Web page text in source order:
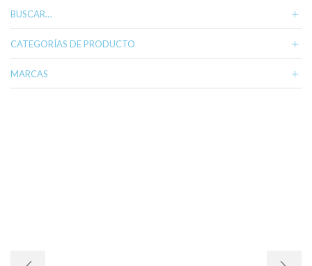
BUSCAR…
CATEGORÍAS DE PRODUCTO
MARCAS